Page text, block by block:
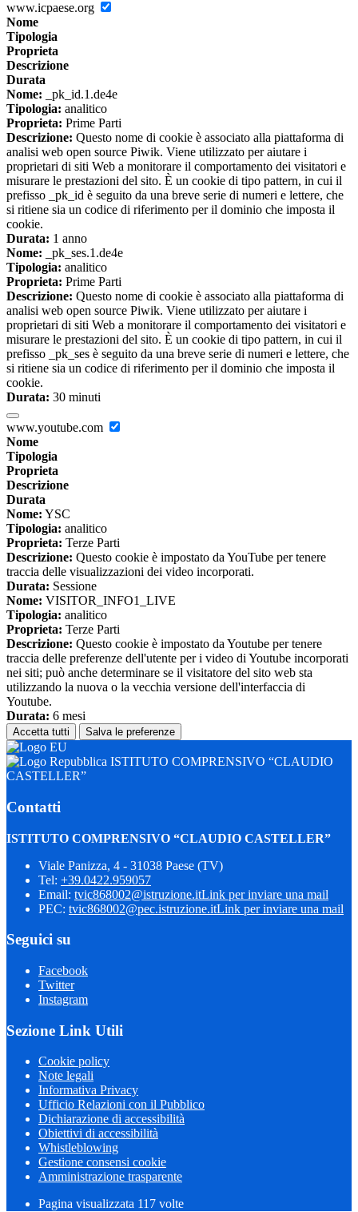
www.icpaese.org
Nome
Tipologia
Proprieta
Descrizione
Durata
Nome: _pk_id.1.de4e
Tipologia: analitico
Proprieta: Prime Parti
Descrizione: Questo nome di cookie è associato alla piattaforma di
analisi web open source Piwik. Viene utilizzato per aiutare i
proprietari di siti Web a monitorare il comportamento dei visitatori e
misurare le prestazioni del sito. È un cookie di tipo pattern, in cui il
prefisso _pk_id è seguito da una breve serie di numeri e lettere, che
si ritiene sia un codice di riferimento per il dominio che imposta il
cookie.
Durata: 1 anno
Nome: _pk_ses.1.de4e
Tipologia: analitico
Proprieta: Prime Parti
Descrizione: Questo nome di cookie è associato alla piattaforma di
analisi web open source Piwik. Viene utilizzato per aiutare i
proprietari di siti Web a monitorare il comportamento dei visitatori e
misurare le prestazioni del sito. È un cookie di tipo pattern, in cui il
prefisso _pk_ses è seguito da una breve serie di numeri e lettere, che
si ritiene sia un codice di riferimento per il dominio che imposta il
cookie.
Durata: 30 minuti
www.youtube.com
Nome
Tipologia
Proprieta
Descrizione
Durata
Nome: YSC
Tipologia: analitico
Proprieta: Terze Parti
Descrizione: Questo cookie è impostato da YouTube per tenere
traccia delle visualizzazioni dei video incorporati.
Durata: Sessione
Nome: VISITOR_INFO1_LIVE
Tipologia: analitico
Proprieta: Terze Parti
Descrizione: Questo cookie è impostato da Youtube per tenere
traccia delle preferenze dell'utente per i video di Youtube incorporati
nei siti; può anche determinare se il visitatore del sito web sta
utilizzando la nuova o la vecchia versione dell'interfaccia di
Youtube.
Durata: 6 mesi
Accetta tutti Salva le preferenze
ISTITUTO COMPRENSIVO “CLAUDIO
CASTELLER”
Contatti
ISTITUTO COMPRENSIVO “CLAUDIO CASTELLER”
Viale Panizza, 4 - 31038 Paese (TV)
Tel: +39.0422.959057
Email: tvic868002@istruzione.itLink per inviare una mail
PEC: tvic868002@pec.istruzione.itLink per inviare una mail
Seguici su
Facebook
Twitter
Instagram
Sezione Link Utili
Cookie policy
Note legali
Informativa Privacy
Ufficio Relazioni con il Pubblico
Dichiarazione di accessibilità
Obiettivi di accessibilità
Whistleblowing
Gestione consensi cookie
Amministrazione trasparente
Pagina visualizzata 117 volte